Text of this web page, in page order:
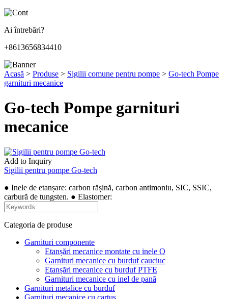
Ai întrebări?
+8613656834410
Acasă > Produse > Sigilii comune pentru pompe > Go-tech Pompe
garnituri mecanice
Go-tech Pompe garnituri
mecanice
Add to Inquiry
Sigilii pentru pompe Go-tech
● Inele de etanșare: carbon rășină, carbon antimoniu, SIC, SSIC,
carbură de tungsten. ● Elastomer:
Categoria de produse
Garnituri componente
Etanșări mecanice montate cu inele O
Garnituri mecanice cu burduf cauciuc
Etanșări mecanice cu burduf PTFE
Garnituri mecanice cu inel de pană
Garnituri metalice cu burduf
Garnituri mecanice cu cartuș